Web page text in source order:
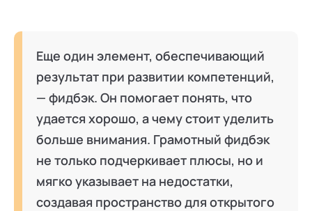
Еще один элемент, обеспечивающий
результат при развитии компетенций,
— фидбэк. Он помогает понять, что
удается хорошо, а чему стоит уделить
больше внимания. Грамотный фидбэк
не только подчеркивает плюсы, но и
мягко указывает на недостатки,
создавая пространство для открытого